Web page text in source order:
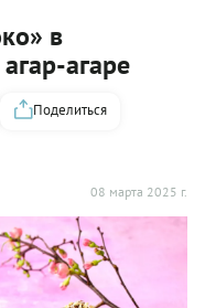
в
агаре
08 марта 2025 г.
Поделиться